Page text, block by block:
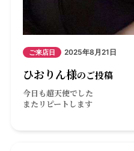
ご来店日 2025年8月21日
ひおりん様のご投稿
今日も超天使でした
またリピートします